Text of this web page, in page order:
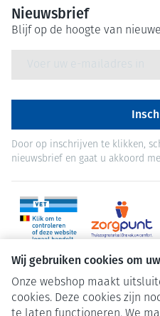
Wij gebruiken cookies om
Onze webshop maakt
cookies. Deze cookies zijn
Nieuwsbrief
Blijf op de hoogte van
Door op inschrijven te klikken,
nieuwsbrief en gaat u akkoord